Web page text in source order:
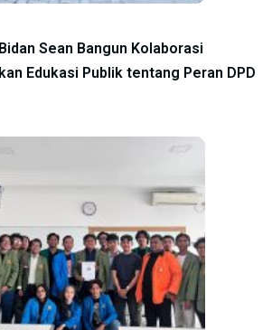
Sean Bangun Kolaborasi
Edukasi Publik tentang Peran DPD